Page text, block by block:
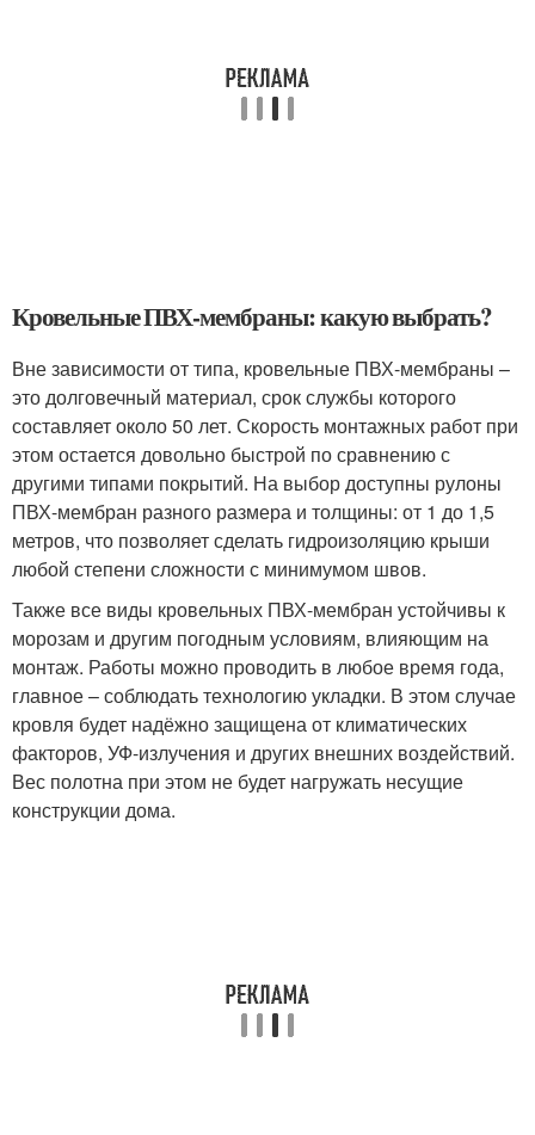
Кровельные ПВХ-мембраны: какую выбрать?
Вне зависимости от типа, кровельные ПВХ-мембраны –
это долговечный материал, срок службы которого
составляет около 50 лет. Скорость монтажных работ при
этом остается довольно быстрой по сравнению с
другими типами покрытий. На выбор доступны рулоны
ПВХ-мембран разного размера и толщины: от 1 до 1,5
метров, что позволяет сделать гидроизоляцию крыши
любой степени сложности с минимумом швов.
Также все виды кровельных ПВХ-мембран устойчивы к
морозам и другим погодным условиям, влияющим на
монтаж. Работы можно проводить в любое время года,
главное – соблюдать технологию укладки. В этом случае
кровля будет надёжно защищена от климатических
факторов, УФ-излучения и других внешних воздействий.
Вес полотна при этом не будет нагружать несущие
конструкции дома.